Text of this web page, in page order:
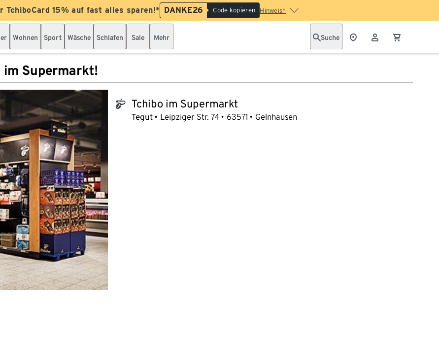
TchiboCard 15% auf fast alles sparen!* DANKE26 Code kopieren Hinweis*
Wohnen Sport Wäsche Schlafen Sale Mehr Suche
im Supermarkt!
tchibo_logo Tchibo im Supermarkt
Tegut Leipziger Str. 74 63571 Gelnhausen